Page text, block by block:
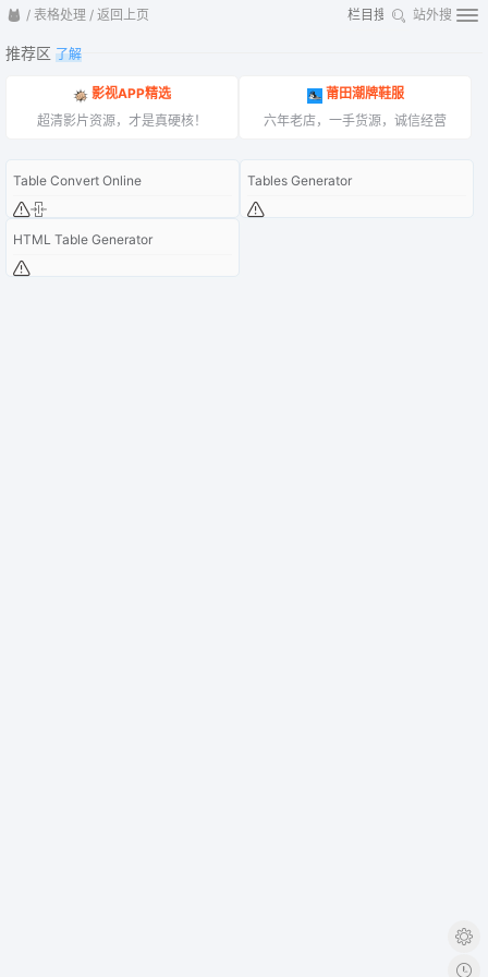
/ 表格处理 / 返回上页 站外搜
推荐区 了解
影视APP精选
超清影片资源，才是真硬核！
莆田潮牌鞋服
六年老店，一手货源，诚信经营
Table Convert Online Tables Generator
HTML Table Generator